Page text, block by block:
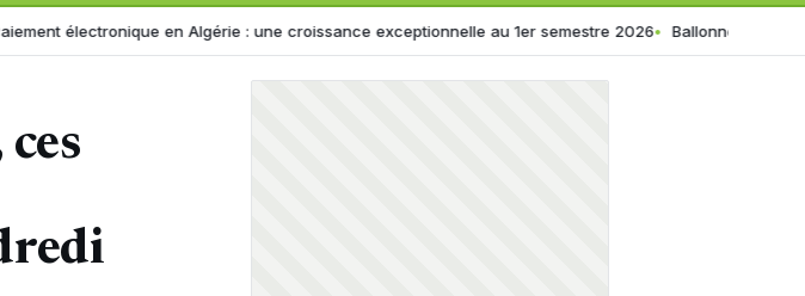
en Algérie : une croissance exceptionnelle au 1er semestre 2026 Ballonnements ou digestion